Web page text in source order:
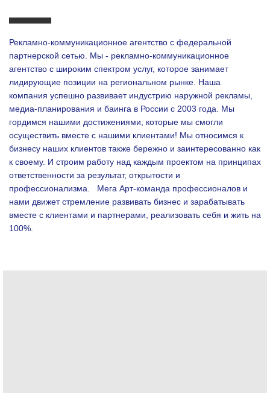
Рекламно-коммуникационное агентство с федеральной
партнерской сетью. Мы - рекламно-коммуникационное
агентство с широким спектром услуг, которое занимает
лидирующие позиции на региональном рынке. Наша
компания успешно развивает индустрию наружной рекламы,
медиа-планирования и баинга в России с 2003 года. Мы
гордимся нашими достижениями, которые мы смогли
осуществить вместе с нашими клиентами! Мы относимся к
бизнесу наших клиентов также бережно и заинтересованно как
к своему. И строим работу над каждым проектом на принципах
ответственности за результат, открытости и
профессионализма. Мега Арт-команда профессионалов и
нами движет стремление развивать бизнес и зарабатывать
вместе с клиентами и партнерами, реализовать себя и жить на
100%.